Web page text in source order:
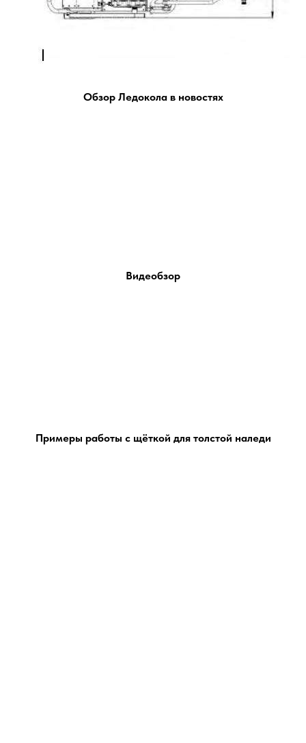
Обзор Ледокола в новостях
Видеобзор
Примеры работы с щёткой для толстой наледи